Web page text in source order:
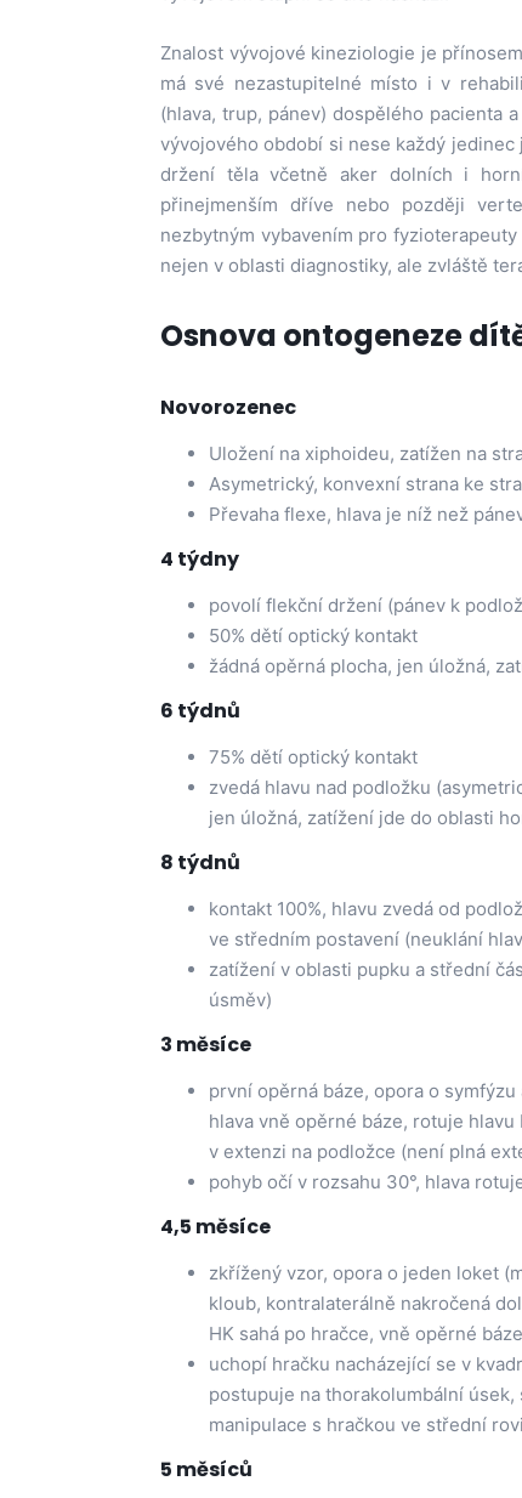
Znalost vývojové kineziologie je
má své nezastupitelné místo i v
(hlava, trup, pánev) dospělého pacienta
vývojového období si nese každý
držení těla včetně aker dolních i
přinejmenším dříve nebo později
nezbytným vybavením pro
nejen v oblasti diagnostiky, ale zvláště
Osnova ontogeneze
Novorozenec
Uložení na xiphoideu, zatížen na
Asymetrický, konvexní strana ke
Převaha flexe, hlava je níž než
4 týdny
povolí flekční držení (pánev k
50% dětí optický kontakt
žádná opěrná plocha, jen úložná,
6 týdnů
75% dětí optický kontakt
zvedá hlavu nad podložku
jen úložná, zatížení jde do oblasti
8 týdnů
kontakt 100%, hlavu zvedá od
ve středním postavení (neuklání
zatížení v oblasti pupku a střední
úsměv)
3 měsíce
první opěrná báze, opora o
hlava vně opěrné báze, rotuje
v extenzi na podložce (není plná
pohyb očí v rozsahu 30°, hlava
4,5 měsíce
zkřížený vzor, opora o jeden loket
kloub, kontralaterálně nakročená
HK sahá po hračce, vně opěrné
uchopí hračku nacházející se v
postupuje na thorakolumbální
manipulace s hračkou ve střední
5 měsíců